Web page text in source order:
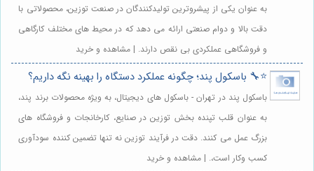
به عنوان یکی از پیشروترین تولیدکنندگان در صنعت توزین، محصولاتی با
دقت بالا و دوام صنعتی ارائه می دهد که در محیط های مختلف کارگاهی
و فروشگاهی عملکردی بی نقص دارند. | مشاهده و خرید
⭐️🔧 باسکول پند؛ چگونه عملکرد دستگاه را بهینه نگه داریم؟
باسکول پند در تهران - باسکول های دیجیتال، به ویژه محصولات برند پند،
به عنوان قلب تپنده بخش توزین در صنایع، کارخانجات و فروشگاه های
بزرگ عمل می کنند. دقت در فرآیند توزین نه تنها تضمین کننده سودآوری
کسب وکار است،. | مشاهده و خرید